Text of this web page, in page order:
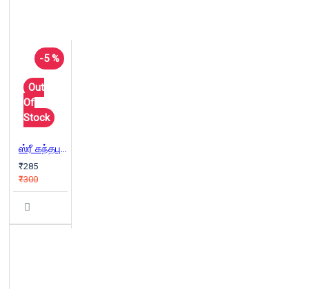
-5 %
Out
Of
Stock
ஸ்ரீ கந்தபுராணம்
₹285
₹300